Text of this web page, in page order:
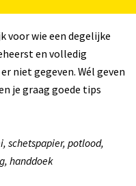
voor wie een degelijke
en volledig
niet gegeven. Wél geven
je graag goede tips
schetspapier, potlood,
handdoek